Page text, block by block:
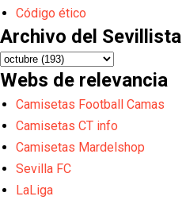
Código ético
Archivo del Sevillista
Webs de relevancia
Camisetas Football Camas
Camisetas CT info
Camisetas Mardelshop
Sevilla FC
LaLiga